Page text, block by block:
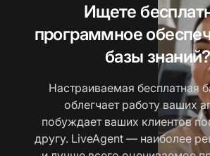
Ищете
программное
базы знаний?
Настраиваемая бесплатная
облегчает работу ваших
побуждает ваших клиентов
другу. LiveAgent — наиболее